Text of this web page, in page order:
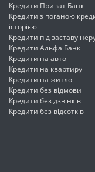
Кредити Приват Банк
Кредити з поганою
історією
Кредити під заставу
Кредити Альфа Банк
Кредити на авто
Кредити на квартиру
Кредити на житло
Кредити без відмови
Кредити без дзвінків
Кредити без відсотків